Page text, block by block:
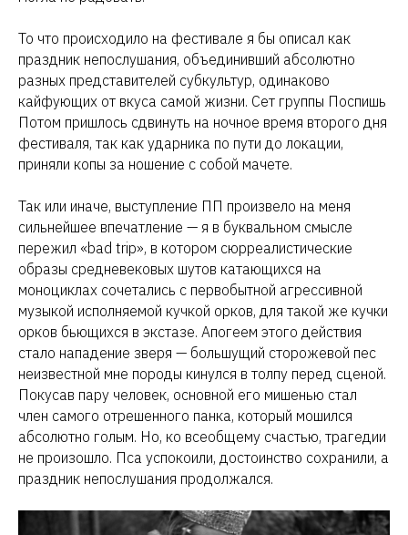
То что происходило на фестивале я бы описал как
праздник непослушания, объединивший абсолютно
разных представителей субкультур, одинаково
кайфующих от вкуса самой жизни. Сет группы Поспишь
Потом пришлось сдвинуть на ночное время второго дня
фестиваля, так как ударника по пути до локации,
приняли копы за ношение с собой мачете.
Так или иначе, выступление ПП произвело на меня
сильнейшее впечатление — я в буквальном смысле
пережил «bad trip», в котором сюрреалистические
образы средневековых шутов катающихся на
моноциклах сочетались с первобытной агрессивной
музыкой исполняемой кучкой орков, для такой же кучки
орков бьющихся в экстазе. Апогеем этого действия
стало нападение зверя — большущий сторожевой пес
неизвестной мне породы кинулся в толпу перед сценой.
Покусав пару человек, основной его мишенью стал
член самого отрешенного панка, который мошился
абсолютно голым. Но, ко всеобщему счастью, трагедии
не произошло. Пса успокоили, достоинство сохранили, а
праздник непослушания продолжался.